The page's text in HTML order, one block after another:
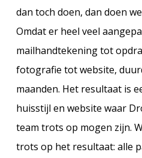
dan toch doen, dan doen
Omdat er heel veel
mailhandtekening tot
fotografie tot website,
maanden. Het resultaat is
huisstijl en website waar
team trots op mogen zijn.
trots op het resultaat: alle